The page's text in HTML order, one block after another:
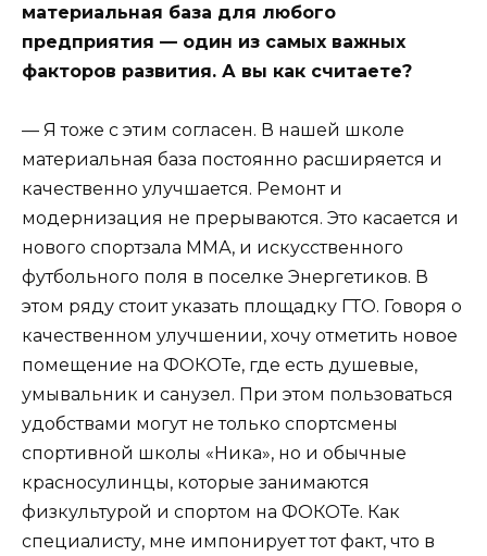
материальная база для любого
предприятия — один из самых важных
факторов развития. А вы как считаете?
— Я тоже с этим согласен. В нашей школе
материальная база постоянно расширяется и
качественно улучшается. Ремонт и
модернизация не прерываются. Это касается и
нового спортзала ММА, и искусственного
футбольного поля в поселке Энергетиков. В
этом ряду стоит указать площадку ГТО. Говоря о
качественном улучшении, хочу отметить новое
помещение на ФОКОТе, где есть душевые,
умывальник и санузел. При этом пользоваться
удобствами могут не только спортсмены
спортивной школы «Ника», но и обычные
красносулинцы, которые занимаются
физкультурой и спортом на ФОКОТе. Как
специалисту, мне импонирует тот факт, что в